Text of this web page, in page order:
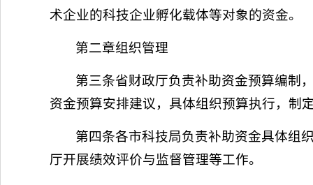
术企业的科技企业孵化载体等对象的资金。
第二章组织管理
第三条省财政厅负责补助资金预算编制
资金预算安排建议，具体组织预算执行，制
第四条各市科技局负责补助资金具体组
厅开展绩效评价与监督管理等工作。